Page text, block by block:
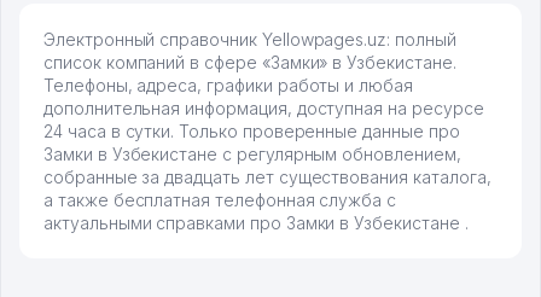
Электронный справочник Yellowpages.uz: полный
список компаний в сфере «Замки» в Узбекистане.
Телефоны, адреса, графики работы и любая
дополнительная информация, доступная на ресурсе
24 часа в сутки. Только проверенные данные про
Замки в Узбекистане с регулярным обновлением,
собранные за двадцать лет существования каталога,
а также бесплатная телефонная служба с
актуальными справками про Замки в Узбекистане .